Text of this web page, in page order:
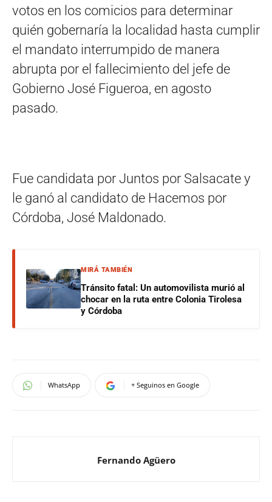
votos en los comicios para determinar
quién gobernaría la localidad hasta cumplir
el mandato interrumpido de manera
abrupta por el fallecimiento del jefe de
Gobierno José Figueroa, en agosto
pasado.
Fue candidata por Juntos por Salsacate y
le ganó al candidato de Hacemos por
Córdoba, José Maldonado.
MIRÁ TAMBIÉN
Tránsito fatal: Un automovilista murió al
chocar en la ruta entre Colonia Tirolesa
y Córdoba
WhatsApp + Seguinos en Google
Fernando Agüero